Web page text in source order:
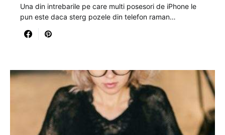
Una din intrebarile pe care multi posesori de iPhone le
pun este daca sterg pozele din telefon raman…